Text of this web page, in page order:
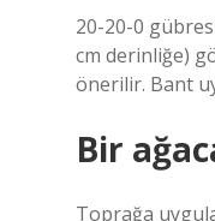
20-20-0
cm derinliğe)
önerilir. Bant
Bir
Toprağa